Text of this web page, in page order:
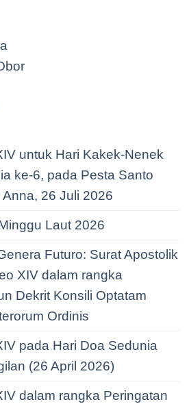
untuk Hari Kakek-Nenek
ke-6, pada Pesta Santo
26 Juli 2026
Laut 2026
Futuro: Surat Apostolik
XIV dalam rangka
Dekrit Konsili Optatam
Ordinis
pada Hari Doa Sedunia
(26 April 2026)
dalam rangka Peringatan